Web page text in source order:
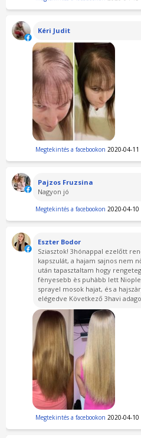
Kéri Judit
Megtekintés a facebookon 2020-04-11
Pajzos Fruzsina
Nagyon jó
Megtekintés a facebookon 2020-04-10
Eszter Bodor
Sziasztok! 3hónappal ezelőtt
kapszulát, a hajam sajnos nem
után tapasztaltam hogy
fènyesebb ès puhàbb lett
sprayel mosok hajat, és a
elégedve Következő 3havi
Megtekintés a facebookon 2020-04-10